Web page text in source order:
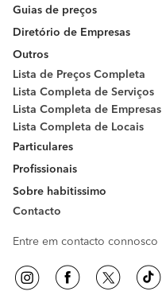
Guias de preços
Diretório de Empresas
Outros
Lista de Preços Completa
Lista Completa de Serviços
Lista Completa de Empresas
Lista Completa de Locais
Particulares
Profissionais
Sobre habitissimo
Contacto
Entre em contacto connosco